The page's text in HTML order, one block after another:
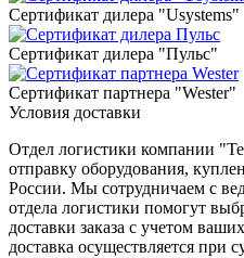
Сертификат дилера "Usystems"
Сертификат дилера "Пульс"
Сертификат партнера "Wester"
Условия доставки
Отдел логистики компании
отправку оборудования,
России. Мы сотрудничаем с
отдела логистики помогут
доставки заказа с учетом
доставка осуществляется при